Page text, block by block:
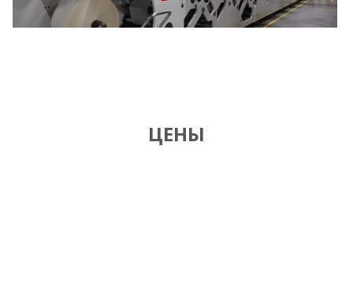
ЦЕНЫ